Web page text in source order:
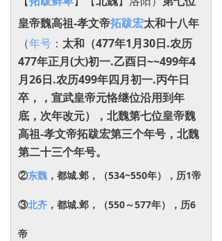
皇帝魏高祖-孝文帝拓跋宏太和十八年
（年号 ： 太和 （477年1月30日.农历
477年正月(大)初一.乙酉日~~499年4
月26日.农历499年四月初一.丙午日
卒，，宣武皇帝元恪继位沿用到年
底，次年改元）， 北魏第七位皇帝魏
高祖-孝文帝拓跋宏第三个年号，北魏
第二十三个年号。
②东魏 ，都城.邺，（534~550年），历1帝
③北齐 ，都城.邺，（550～577年），历6
帝